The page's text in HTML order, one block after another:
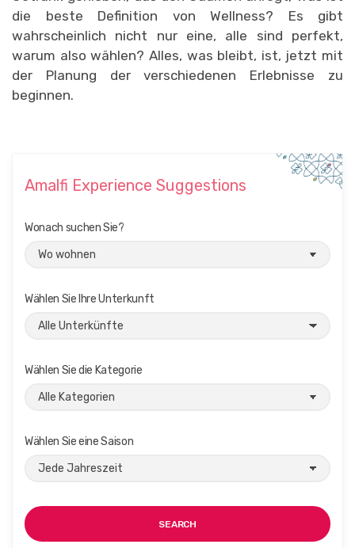
die beste Definition von Wellness? Es gibt
wahrscheinlich nicht nur eine, alle sind perfekt,
warum also wählen? Alles, was bleibt, ist, jetzt mit
der Planung der verschiedenen Erlebnisse zu
beginnen.
Amalfi Experience Suggestions
Wonach suchen Sie?
Wählen Sie Ihre Unterkunft
Wählen Sie die Kategorie
Wählen Sie eine Saison
SEARCH